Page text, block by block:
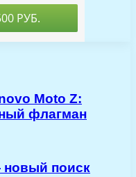
Moto Z:
флагман
поиск